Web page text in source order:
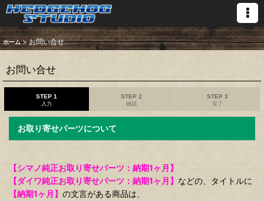
ホーム > お問い合せ
お問い合せ
STEP 1
入力
STEP 2
確認
STEP 3
完了
お取り寄せパーツについて
【シマノ純正お取り寄せパーツ：納期1ヶ月】
【ダイワ純正お取り寄せパーツ：納期1ヶ月】 などの、タイトルに
【納期1ヶ月】 の文言がある商品は、